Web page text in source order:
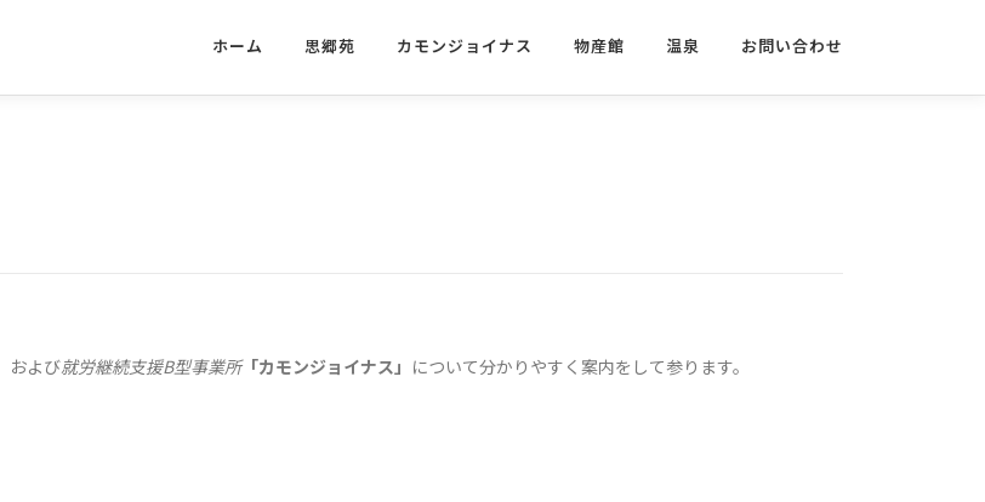
ホーム 思郷苑 カモンジョイナス 物産館 温泉 お問い合わせ
および就労継続支援B型事業所「カモンジョイナス」 について分かりやすく案内をして参ります。